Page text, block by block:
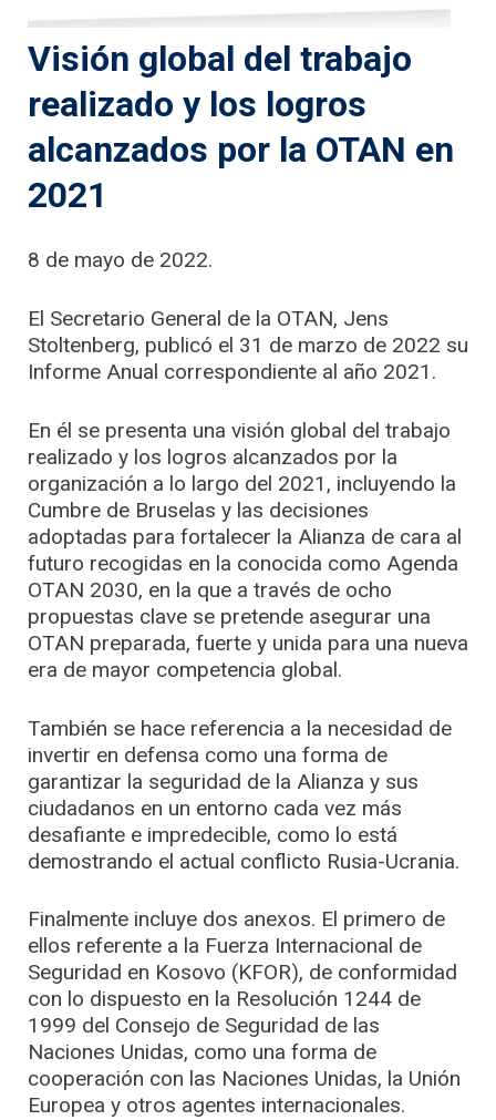
Visión global del trabajo
realizado y los logros
alcanzados por la OTAN en
2021
8 de mayo de 2022.
El Secretario General de la OTAN, Jens
Stoltenberg, publicó el 31 de marzo de 2022 su
Informe Anual correspondiente al año 2021.
En él se presenta una visión global del trabajo
realizado y los logros alcanzados por la
organización a lo largo del 2021, incluyendo la
Cumbre de Bruselas y las decisiones
adoptadas para fortalecer la Alianza de cara al
futuro recogidas en la conocida como Agenda
OTAN 2030, en la que a través de ocho
propuestas clave se pretende asegurar una
OTAN preparada, fuerte y unida para una nueva
era de mayor competencia global.
También se hace referencia a la necesidad de
invertir en defensa como una forma de
garantizar la seguridad de la Alianza y sus
ciudadanos en un entorno cada vez más
desafiante e impredecible, como lo está
demostrando el actual conflicto Rusia-Ucrania.
Finalmente incluye dos anexos. El primero de
ellos referente a la Fuerza Internacional de
Seguridad en Kosovo (KFOR), de conformidad
con lo dispuesto en la Resolución 1244 de
1999 del Consejo de Seguridad de las
Naciones Unidas, como una forma de
cooperación con las Naciones Unidas, la Unión
Europea y otros agentes internacionales.